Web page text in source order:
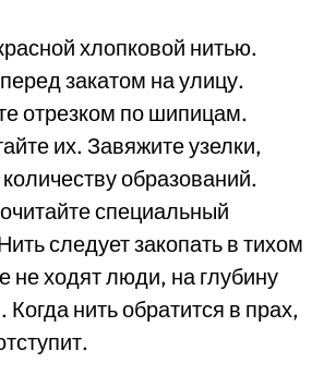
хлопковой нитью.
закатом на улицу.
отрезком по шипицам.
их. Завяжите узелки,
образований.
специальный
следует закопать в тихом
не ходят люди, на глубину
нить обратится в прах,